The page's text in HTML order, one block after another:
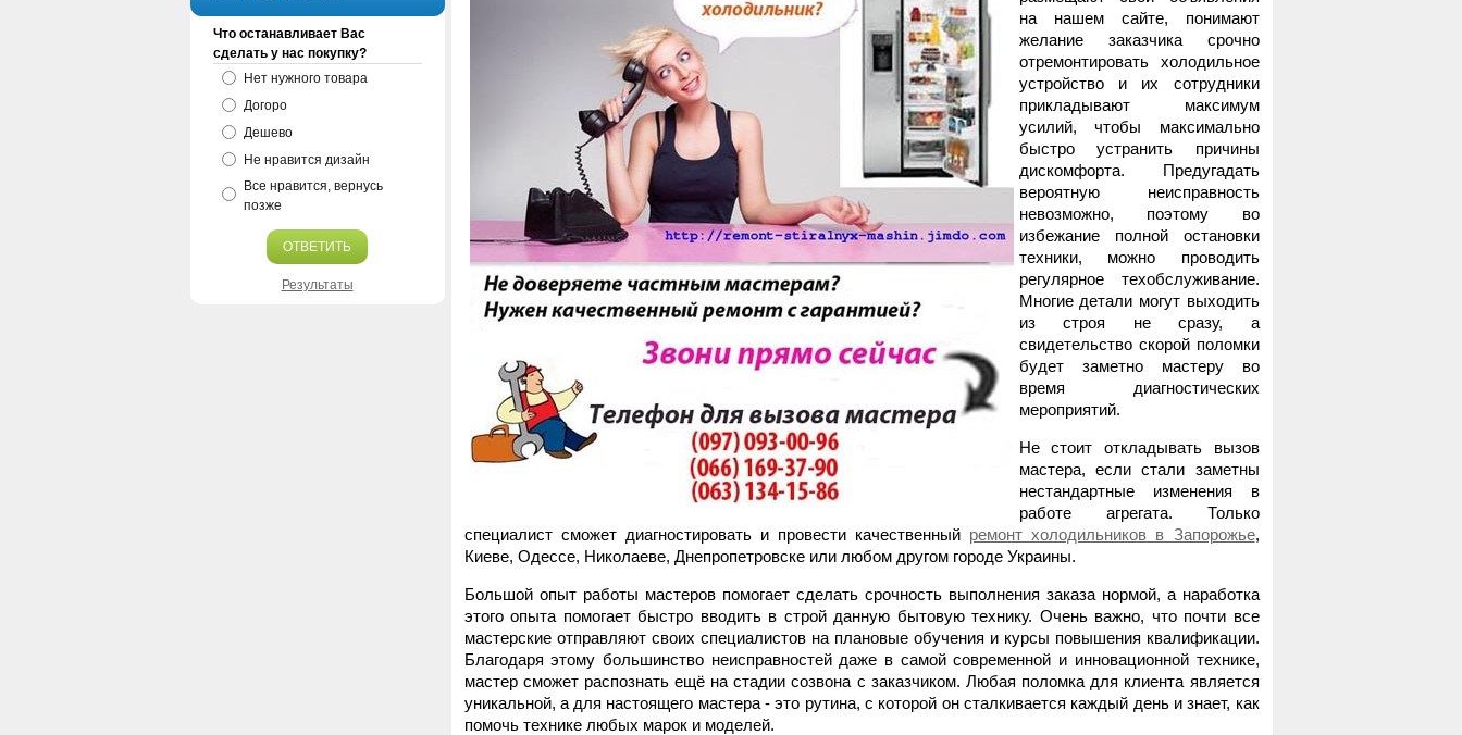
Что останавливает Вас
сделать у нас покупку?
Нет нужного товара
Догоро
Дешево
Не нравится дизайн
Все нравится, вернусь
позже
ОТВЕТИТЬ
Результаты
на нашем сайте, понимают
желание заказчика срочно
отремонтировать холодильное
устройство и их сотрудники
прикладывают максимум
усилий, чтобы максимально
быстро устранить причины
дискомфорта. Предугадать
вероятную неисправность
невозможно, поэтому во
избежание полной остановки
техники, можно проводить
регулярное техобслуживание.
Многие детали могут выходить
из строя не сразу, а
свидетельство скорой поломки
будет заметно мастеру во
время диагностических
мероприятий.
Не стоит откладывать вызов
мастера, если стали заметны
нестандартные изменения в
работе агрегата. Только
специалист сможет диагностировать и провести качественный ремонт холодильников в Запорожье,
Киеве, Одессе, Николаеве, Днепропетровске или любом другом городе Украины.
Большой опыт работы мастеров помогает сделать срочность выполнения заказа нормой, а наработка
этого опыта помогает быстро вводить в строй данную бытовую технику. Очень важно, что почти все
мастерские отправляют своих специалистов на плановые обучения и курсы повышения квалификации.
Благодаря этому большинство неисправностей даже в самой современной и инновационной технике,
мастер сможет распознать ещё на стадии созвона с заказчиком. Любая поломка для клиента является
уникальной, а для настоящего мастера - это рутина, с которой он сталкивается каждый день и знает, как
помочь технике любых марок и моделей.